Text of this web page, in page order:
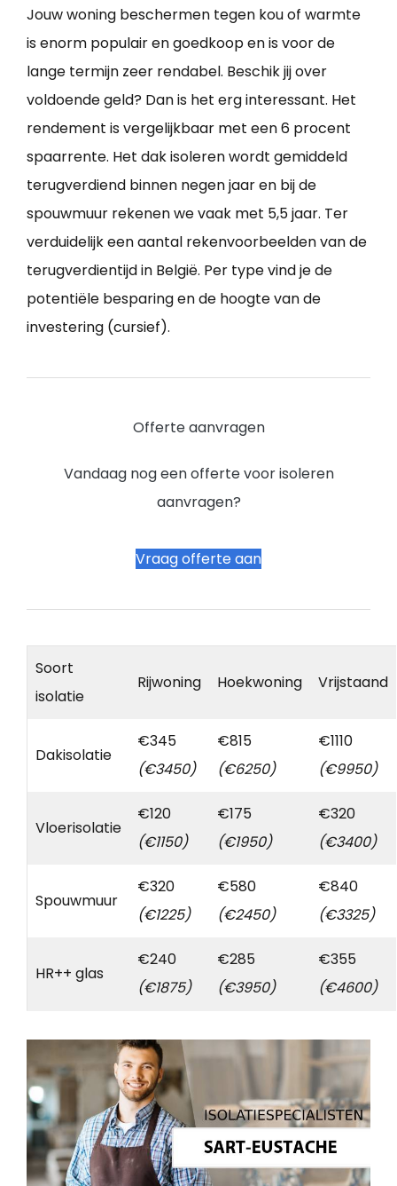
Jouw woning beschermen tegen kou of warmte
is enorm populair en goedkoop en is voor de
lange termijn zeer rendabel. Beschik jij over
voldoende geld? Dan is het erg interessant. Het
rendement is vergelijkbaar met een 6 procent
spaarrente. Het dak isoleren wordt gemiddeld
terugverdiend binnen negen jaar en bij de
spouwmuur rekenen we vaak met 5,5 jaar. Ter
verduidelijk een aantal rekenvoorbeelden van de
terugverdientijd in België. Per type vind je de
potentiële besparing en de hoogte van de
investering (cursief).
Offerte aanvragen
Vandaag nog een offerte voor isoleren
aanvragen?
Vraag offerte aan
Soort
isolatie
Rijwoning Hoekwoning Vrijstaand
Dakisolatie
€345
(€3450)
€815
(€6250)
€1110
(€9950)
Vloerisolatie
€120
(€1150)
€175
(€1950)
€320
(€3400)
Spouwmuur
€320
(€1225)
€580
(€2450)
€840
(€3325)
HR++ glas
€240
(€1875)
€285
(€3950)
€355
(€4600)